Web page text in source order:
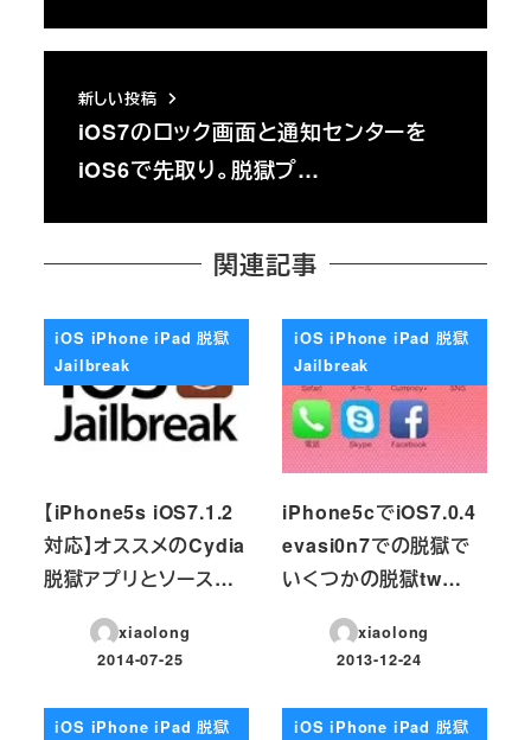
新しい投稿
iOS7のロック画面と通知センターを
iOS6で先取り。脱獄プ…
関連記事
iOS iPhone iPad 脱獄
Jailbreak
【iPhone5s iOS7.1.2
対応】オススメのCydia
脱獄アプリとソース…
xiaolong
投稿日
2014-07-25
iOS iPhone iPad 脱獄
Jailbreak
iPhone5cでiOS7.0.4
evasi0n7での脱獄で
いくつかの脱獄tw…
xiaolong
投稿日
2013-12-24
iOS iPhone iPad 脱獄
iOS iPhone iPad 脱獄